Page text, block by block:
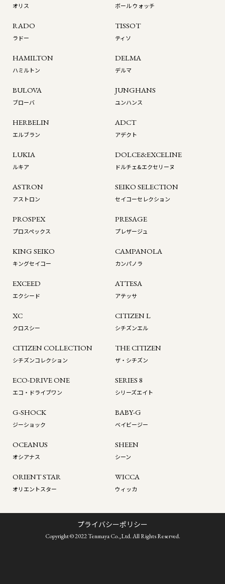
オリス ボール ウォッチ
RADO
ラドー
TISSOT
ティソ
HAMILTON
ハミルトン
DELMA
デルマ
BULOVA
ブローバ
JUNGHANS
ユンハンス
HERBELIN
エルブラン
ADCT
アデクト
LUKIA
ルキア
DOLCE&EXCELINE
ドルチェ&エクセリーヌ
ASTRON
アストロン
SEIKO SELECTION
セイコーセレクション
PROSPEX
プロスペックス
PRESAGE
プレザージュ
KING SEIKO
キングセイコー
CAMPANOLA
カンパノラ
EXCEED
エクシード
ATTESA
アテッサ
XC
クロスシー
CITIZEN L
シチズンエル
CITIZEN COLLECTION
シチズンコレクション
THE CITIZEN
ザ・シチズン
ECO-DRIVE ONE
エコ・ドライブワン
SERIES 8
シリーズエイト
G-SHOCK
ジーショック
BABY-G
ベイビージー
OCEANUS
オシアナス
SHEEN
シーン
ORIENT STAR
オリエントスター
WICCA
ウィッカ
プライバシーポリシー
Copyright © 2022 Tenmaya Co.,Ltd. All Rights Reserved.